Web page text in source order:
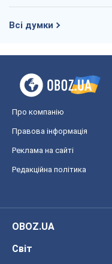
Всі думки
Про компанію
Правова інформація
Реклама на сайті
Редакційна політика
OBOZ.UA
Світ